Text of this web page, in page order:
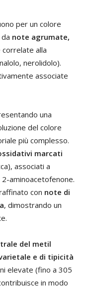
per un colore
note agrumate,
alla
nerolidolo).
associate
una
del colore
più complesso.
marcati
associati a
aminoacetofenone.
con note di
, dimostrando un
del metil
e di tipicità
elevate (fino a 305
in modo